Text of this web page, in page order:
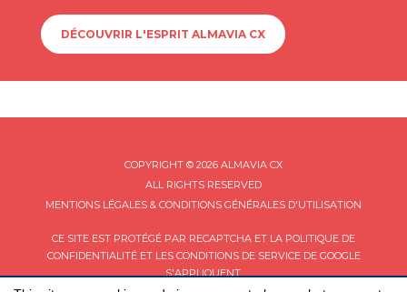
DÉCOUVRIR L'ESPRIT ALMAVIA CX
COPYRIGHT © 2026 ALMAVIA CX
ALL RIGHTS RESERVED
MENTIONS LÉGALES & CONDITIONS GÉNÉRALES D'UTILISATION
CE SITE EST PROTÉGÉ PAR RECAPTCHA ET LA POLITIQUE DE
CONFIDENTIALITÉET LES CONDITIONS DE SERVICEDE GOOGLE
S'APPLIQUENT.